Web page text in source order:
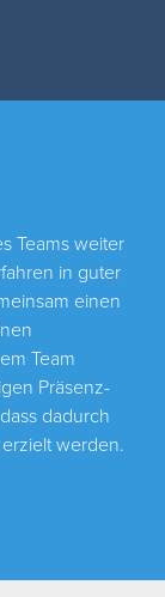
Teams weiter
in guter
einen
Team
Präsenz-
dadurch
werden.